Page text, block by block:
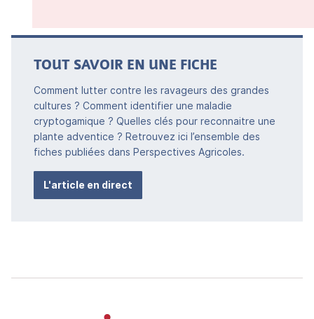
TOUT SAVOIR EN UNE FICHE
Comment lutter contre les ravageurs des grandes
cultures ? Comment identifier une maladie
cryptogamique ? Quelles clés pour reconnaitre une
plante adventice ? Retrouvez ici l’ensemble des
fiches publiées dans Perspectives Agricoles.
L'article en direct